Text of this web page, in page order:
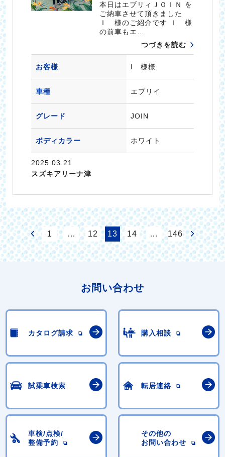
本日はエブリィＪＯＩＮ を
ご納車させて頂きました
Ｉ 様のご紹介です Ｉ 様
の前車もエ…
つづきを読む
お客様 I 様様
車種 エブリイ
グレード JOIN
ボディカラー ホワイト
2025.03.21
スズキアリーナ津
1 … 12 13 14 … 146
お問い合わせ
カタログ請求 購入相談
試乗車検索 転居連絡
車検/点検/
整備予約
その他の
お問い合わせ